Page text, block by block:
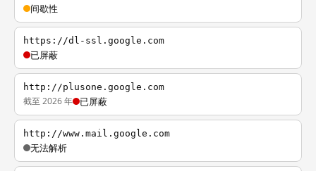
间歇性
https://dl-ssl.google.com
已屏蔽
http://plusone.google.com
截至 2026 年 已屏蔽
http://www.mail.google.com
无法解析